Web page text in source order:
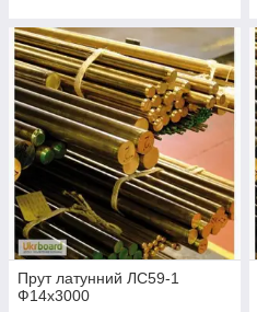
Прут латунний ЛС59-1
Ф14х3000